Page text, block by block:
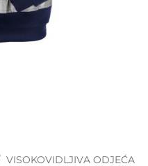
VISOKOVIDLJIVA ODJEĆA